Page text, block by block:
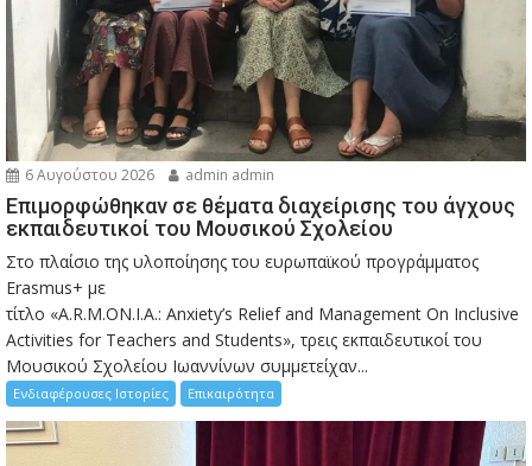
6 Αυγούστου 2026 admin admin
Eπιμορφώθηκαν σε θέματα διαχείρισης του άγχους
εκπαιδευτικοί του Μουσικού Σχολείου
Στο πλαίσιο της υλοποίησης του ευρωπαϊκού προγράμματος
Erasmus+ με
τίτλο «A.R.M.ON.I.A.: Anxiety’s Relief and Management On Inclusive
Activities for Teachers and Students», τρεις εκπαιδευτικοί του
Μουσικού Σχολείου Ιωαννίνων συμμετείχαν...
Ενδιαφέρουσες Ιστορίες Επικαιρότητα